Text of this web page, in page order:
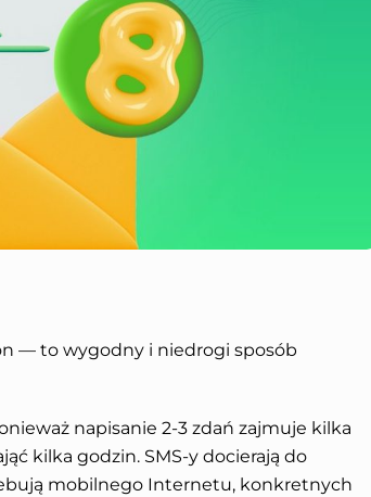
— to wygodny i niedrogi sposób
napisanie 2-3 zdań zajmuje kilka
kilka godzin. SMS-y docierają do
mobilnego Internetu, konkretnych